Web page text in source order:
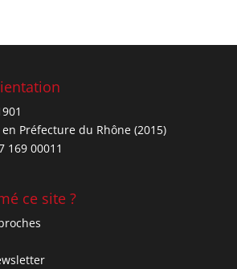
Préfecture du Rhône (2015)
169 00011
ce site ?